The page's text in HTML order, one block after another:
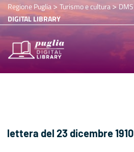
Regione Puglia> Turismo e cultura>DMS
DIGITAL LIBRARY
lettera del 23 dicembre 1910